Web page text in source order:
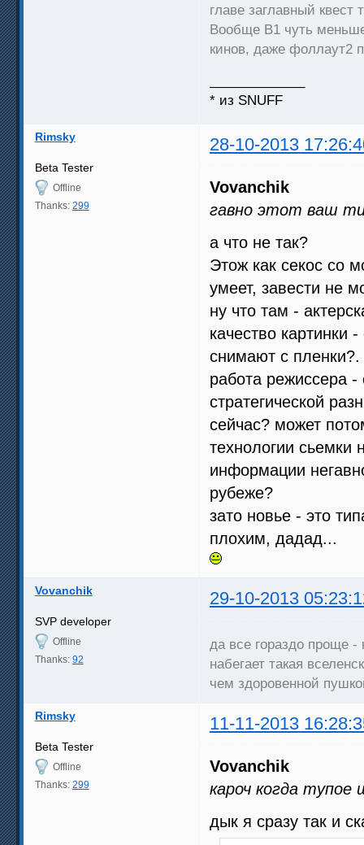
главе заглавный квест
Вообще В1 чуть меньше
кинов, даже фоллаут2
* из SNUFF
Rimsky 28-10-2013
Beta Tester
Offline
Thanks: 299
Vovanchik
гавно этот ваш
а что не так?
Этож как секос со
умеет, завести не
ну что там -
качество картинки
снимают с пленки?.
работа режиссера
стратегической
сейчас? может
технологии сьемки
информации
рубеже?
зато новье - это
плохим, дадад...
Vovanchik 29-10-2013
SVP developer
Offline
Thanks: 92
да все гораздо проще -
набегает такая
чем здоровенной
Rimsky 11-11-2013
Beta Tester
Offline
Thanks: 299
Vovanchik
кароч когда
дык я сразу так и